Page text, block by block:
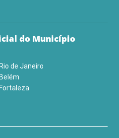
do Município
de Janeiro